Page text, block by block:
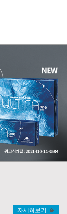
자세히보기